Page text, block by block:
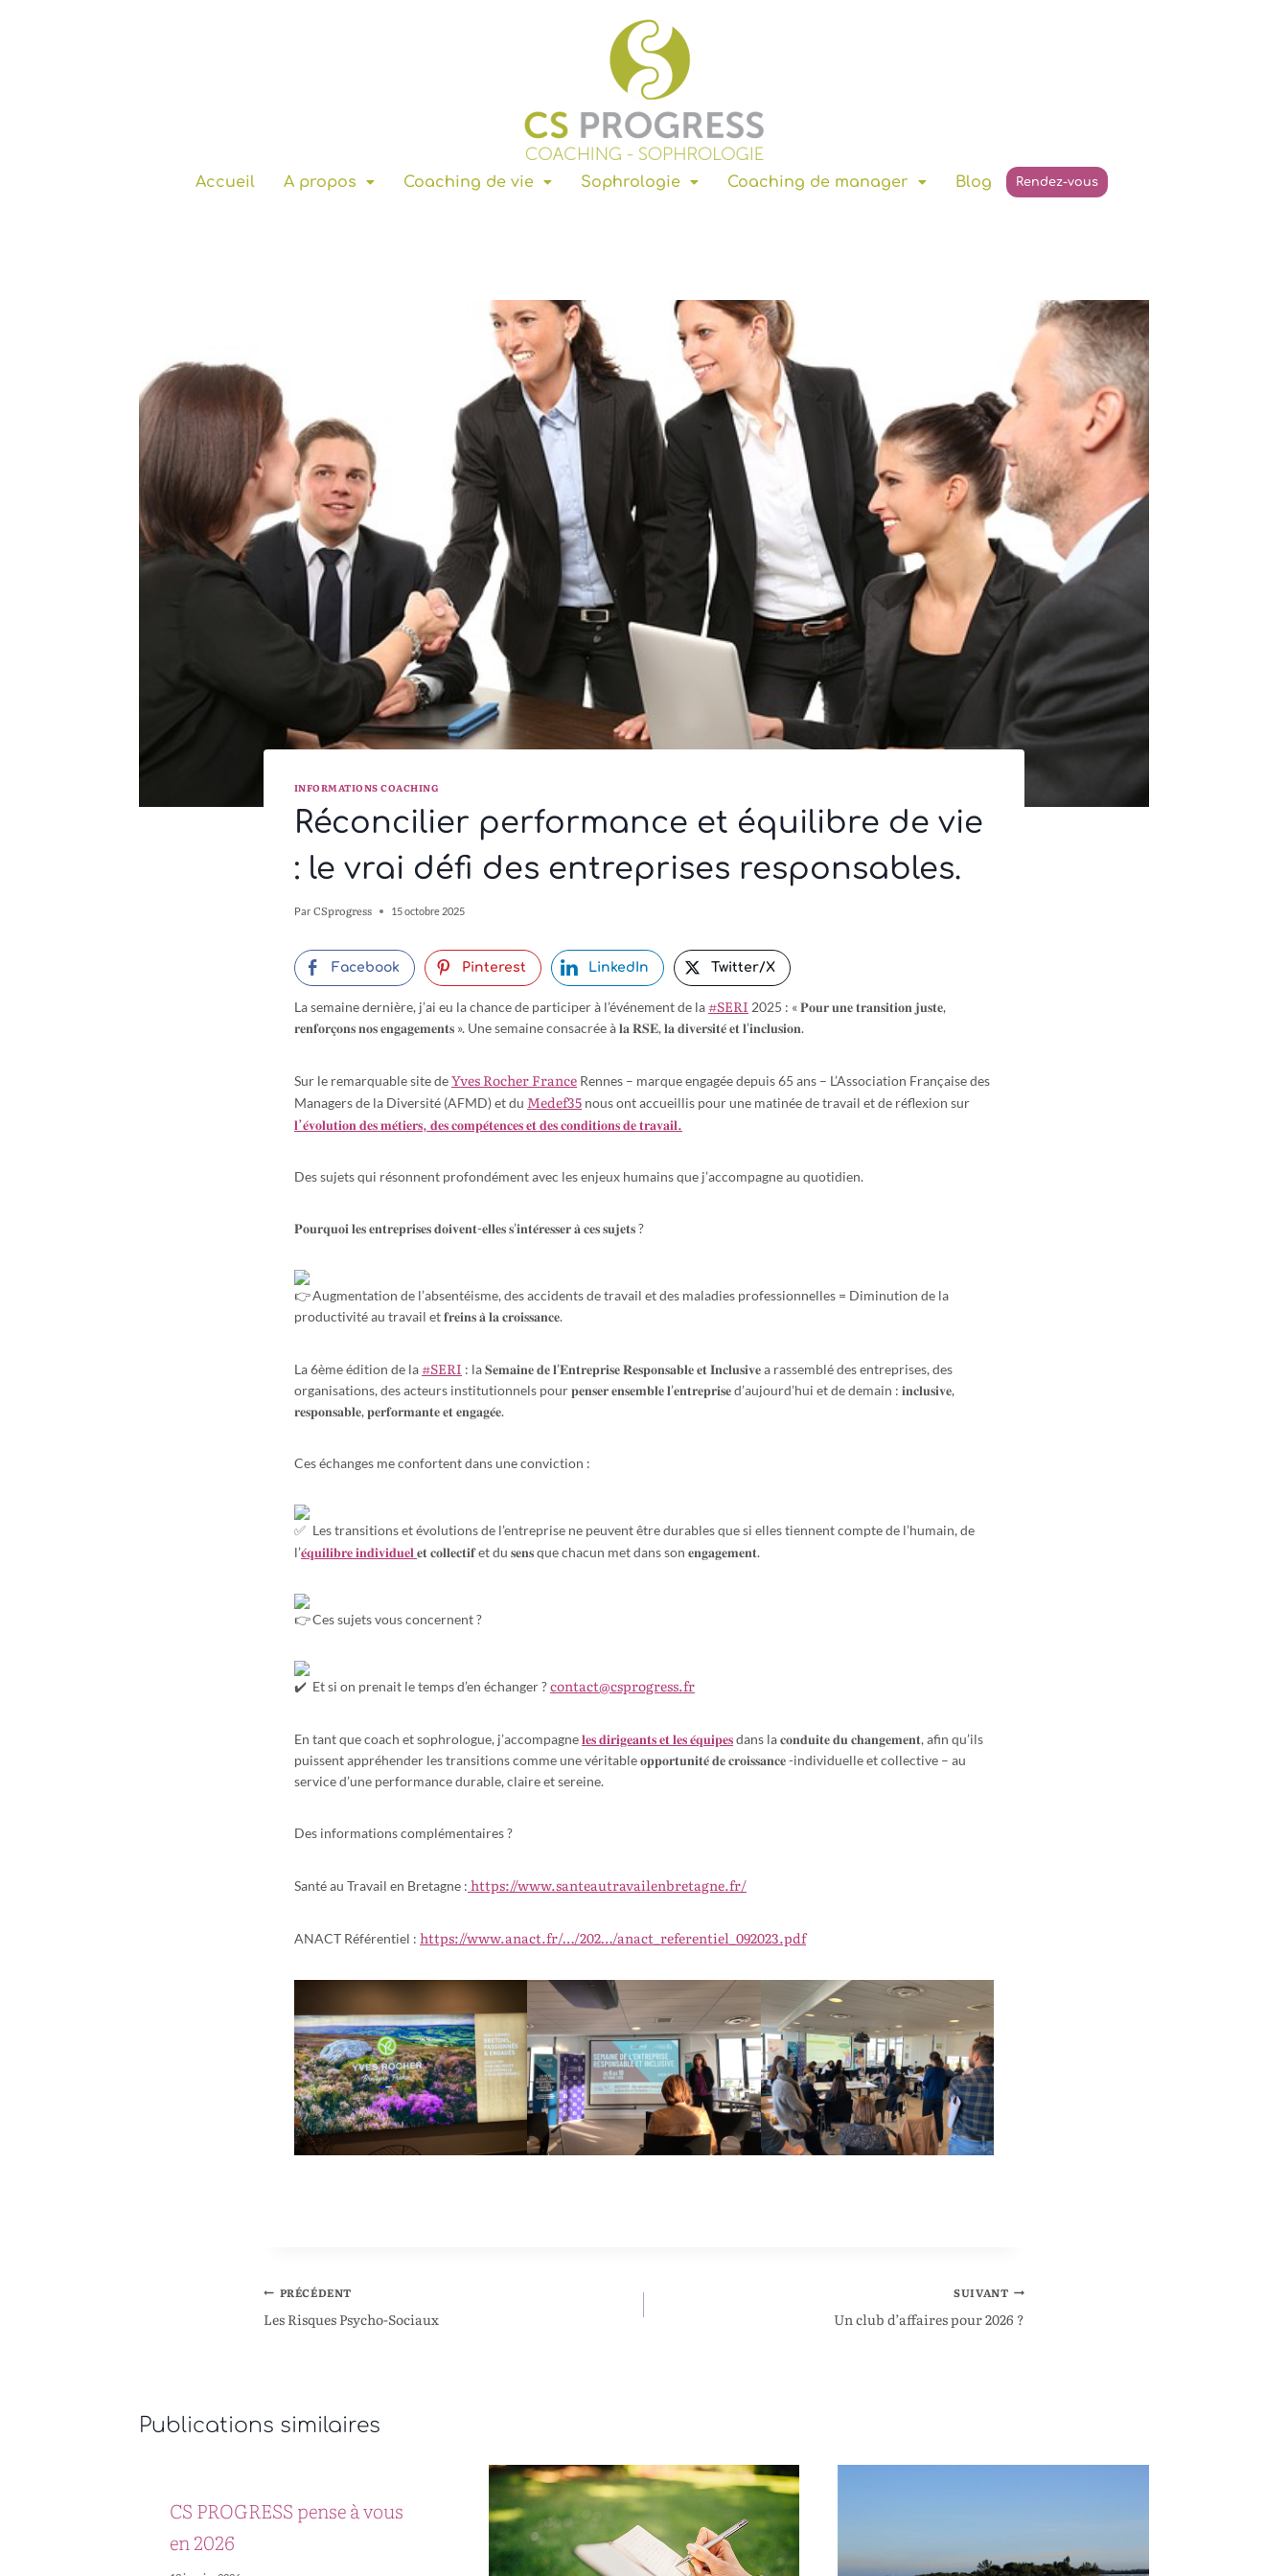
Accueil A propos Coaching de vie Sophrologie Coaching de manager Blog Rendez-vous
INFORMATIONS COACHING
Réconcilier performance et équilibre de vie
: le vrai défi des entreprises responsables.
Par CSprogress 15 octobre 2025
Facebook Pinterest LinkedIn Twitter/X
La semaine dernière, j’ai eu la chance de participer à l’événement de la#SERI 2025 : « 𝐏𝐨𝐮𝐫 𝐮𝐧𝐞 𝐭𝐫𝐚𝐧𝐬𝐢𝐭𝐢𝐨𝐧 𝐣𝐮𝐬𝐭𝐞,
𝐫𝐞𝐧𝐟𝐨𝐫𝐜̧𝐨𝐧𝐬 𝐧𝐨𝐬 𝐞𝐧𝐠𝐚𝐠𝐞𝐦𝐞𝐧𝐭𝐬 ». Une semaine consacrée à 𝐥𝐚 𝐑𝐒𝐄, 𝐥𝐚 𝐝𝐢𝐯𝐞𝐫𝐬𝐢𝐭𝐞́ 𝐞𝐭 𝐥’𝐢𝐧𝐜𝐥𝐮𝐬𝐢𝐨𝐧.
Sur le remarquable site deYves Rocher France Rennes – marque engagée depuis 65 ans – L’Association Française des
Managers de la Diversité (AFMD) et du Medef35 nous ont accueillis pour une matinée de travail et de réflexion sur
𝐥’𝐞́𝐯𝐨𝐥𝐮𝐭𝐢𝐨𝐧 𝐝𝐞𝐬 𝐦𝐞́𝐭𝐢𝐞𝐫𝐬, 𝐝𝐞𝐬 𝐜𝐨𝐦𝐩𝐞́𝐭𝐞𝐧𝐜𝐞𝐬 𝐞𝐭 𝐝𝐞𝐬 𝐜𝐨𝐧𝐝𝐢𝐭𝐢𝐨𝐧𝐬 𝐝𝐞 𝐭𝐫𝐚𝐯𝐚𝐢𝐥.
Des sujets qui résonnent profondément avec les enjeux humains que j’accompagne au quotidien.
𝐏𝐨𝐮𝐫𝐪𝐮𝐨𝐢 𝐥𝐞𝐬 𝐞𝐧𝐭𝐫𝐞𝐩𝐫𝐢𝐬𝐞𝐬 𝐝𝐨𝐢𝐯𝐞𝐧𝐭-𝐞𝐥𝐥𝐞𝐬 𝐬’𝐢𝐧𝐭𝐞́𝐫𝐞𝐬𝐬𝐞𝐫 𝐚̀ 𝐜𝐞𝐬 𝐬𝐮𝐣𝐞𝐭𝐬 ?
Augmentation de l’absentéisme, des accidents de travail et des maladies professionnelles = Diminution de la
productivité au travail et 𝐟𝐫𝐞𝐢𝐧𝐬 𝐚̀ 𝐥𝐚 𝐜𝐫𝐨𝐢𝐬𝐬𝐚𝐧𝐜𝐞.
La 6ème édition de la#SERI : la 𝐒𝐞𝐦𝐚𝐢𝐧𝐞 𝐝𝐞 𝐥’𝐄𝐧𝐭𝐫𝐞𝐩𝐫𝐢𝐬𝐞 𝐑𝐞𝐬𝐩𝐨𝐧𝐬𝐚𝐛𝐥𝐞 𝐞𝐭 𝐈𝐧𝐜𝐥𝐮𝐬𝐢𝐯𝐞 a rassemblé des entreprises, des
organisations, des acteurs institutionnels pour 𝐩𝐞𝐧𝐬𝐞𝐫 𝐞𝐧𝐬𝐞𝐦𝐛𝐥𝐞 𝐥’𝐞𝐧𝐭𝐫𝐞𝐩𝐫𝐢𝐬𝐞 d’aujourd’hui et de demain : 𝐢𝐧𝐜𝐥𝐮𝐬𝐢𝐯𝐞,
𝐫𝐞𝐬𝐩𝐨𝐧𝐬𝐚𝐛𝐥𝐞, 𝐩𝐞𝐫𝐟𝐨𝐫𝐦𝐚𝐧𝐭𝐞 𝐞𝐭 𝐞𝐧𝐠𝐚𝐠𝐞́𝐞.
Ces échanges me confortent dans une conviction :
Les transitions et évolutions de l’entreprise ne peuvent être durables que si elles tiennent compte de l’humain, de
l’𝐞́𝐪𝐮𝐢𝐥𝐢𝐛𝐫𝐞 𝐢𝐧𝐝𝐢𝐯𝐢𝐝𝐮𝐞𝐥𝐞𝐭 𝐜𝐨𝐥𝐥𝐞𝐜𝐭𝐢𝐟 et du 𝐬𝐞𝐧𝐬 que chacun met dans son 𝐞𝐧𝐠𝐚𝐠𝐞𝐦𝐞𝐧𝐭.
Ces sujets vous concernent ?
Et si on prenait le temps d’en échanger ?contact@csprogress.fr
En tant que coach et sophrologue, j’accompagne𝐥𝐞𝐬 𝐝𝐢𝐫𝐢𝐠𝐞𝐚𝐧𝐭𝐬 𝐞𝐭 𝐥𝐞𝐬 𝐞́𝐪𝐮𝐢𝐩𝐞𝐬dans la 𝐜𝐨𝐧𝐝𝐮𝐢𝐭𝐞 𝐝𝐮 𝐜𝐡𝐚𝐧𝐠𝐞𝐦𝐞𝐧𝐭, afin qu’ils
puissent appréhender les transitions comme une véritable 𝐨𝐩𝐩𝐨𝐫𝐭𝐮𝐧𝐢𝐭𝐞́ 𝐝𝐞 𝐜𝐫𝐨𝐢𝐬𝐬𝐚𝐧𝐜𝐞 -individuelle et collective – au
service d’une performance durable, claire et sereine.
Des informations complémentaires ?
Santé au Travail en Bretagne : https://www.santeautravailenbretagne.fr/
ANACT Référentiel : https://www.anact.fr/…/202…/anact_referentiel_092023.pdf
PRÉCÉDENT
Les Risques Psycho-Sociaux
SUIVANT
Un club d’affaires pour 2026 ?
Publications similaires
CS PROGRESS pense à vous
en 2026